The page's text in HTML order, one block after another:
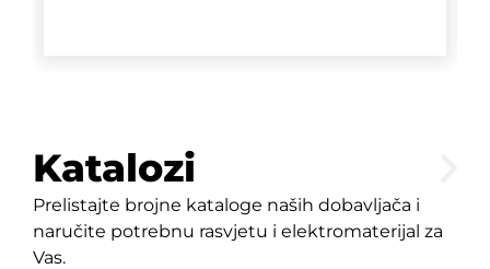
Katalozi
Prelistajte brojne kataloge naših dobavljača i
naručite potrebnu rasvjetu i elektromaterijal za
Vas.